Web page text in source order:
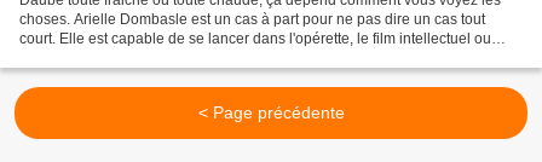
choses. Arielle Dombasle est un cas à part pour ne pas dire un cas tout
court. Elle est capable de se lancer dans l'opérette, le film intellectuel ou
< Page précédente